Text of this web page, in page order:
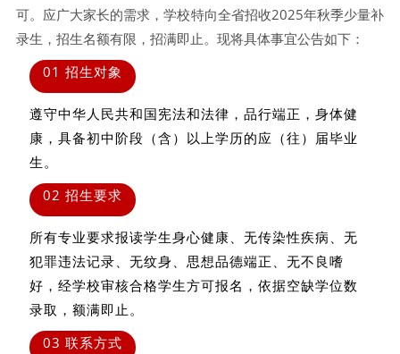
可。应广大家长的需求，学校特向全省招收2025年秋季少量补
录生，招生名额有限，招满即止。现将具体事宜公告如下：
01 招生对象
遵守中华人民共和国宪法和法律，品行端正，身体健
康，具备初中阶段（含）以上学历的应（往）届毕业
生。
02 招生要求
所有专业要求报读学生身心健康、无传染性疾病、无
犯罪违法记录、无纹身、思想品德端正、无不良嗜
好，经学校审核合格学生方可报名，依据空缺学位数
录取，额满即止。
03 联系方式